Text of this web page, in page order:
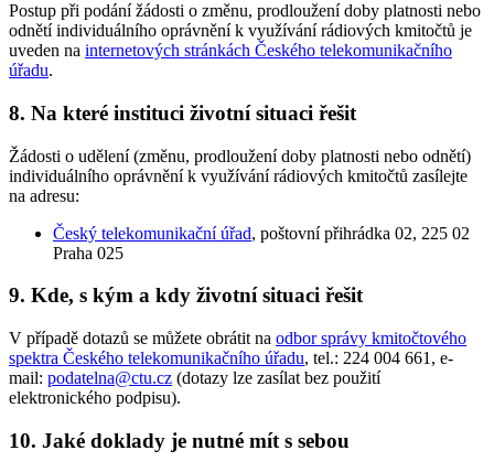
Postup při podání žádosti o změnu, prodloužení doby platnosti nebo
odnětí individuálního oprávnění k využívání rádiových kmitočtů je
uveden na internetových stránkách Českého telekomunikačního
úřadu.
8. Na které instituci životní situaci řešit
Žádosti o udělení (změnu, prodloužení doby platnosti nebo odnětí)
individuálního oprávnění k využívání rádiových kmitočtů zasílejte
na adresu:
Český telekomunikační úřad, poštovní přihrádka 02, 225 02
Praha 025
9. Kde, s kým a kdy životní situaci řešit
V případě dotazů se můžete obrátit na odbor správy kmitočtového
spektra Českého telekomunikačního úřadu, tel.: 224 004 661, e-
mail: podatelna@ctu.cz (dotazy lze zasílat bez použití
elektronického podpisu).
10. Jaké doklady je nutné mít s sebou